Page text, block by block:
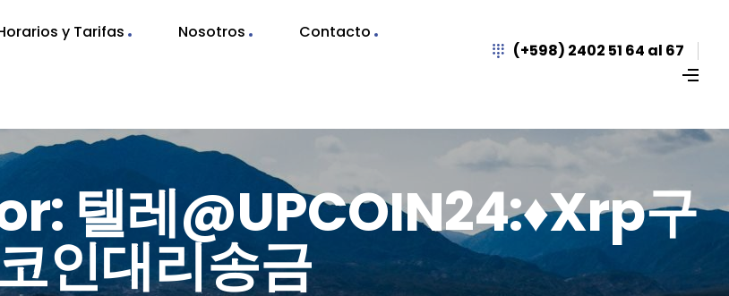
y Tarifas Nosotros Contacto
(+598) 2402 51 64 al 67
텔레@UPCOIN24:♦xrp구
인대리송금